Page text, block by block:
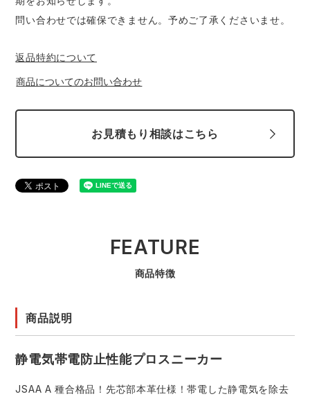
防寒
弘進ゴム 藤井電工
福山ゴム工業
問い合わせでは確保できません。予めご了承くださいませ。
返品特約について
商品についてのお問い合わせ
お見積もり相談はこちら
FEATURE
商品特徴
商品説明
静電気帯電防止性能プロスニーカー
JSAA A 種合格品！先芯部本革仕様！帯電した静電気を除去